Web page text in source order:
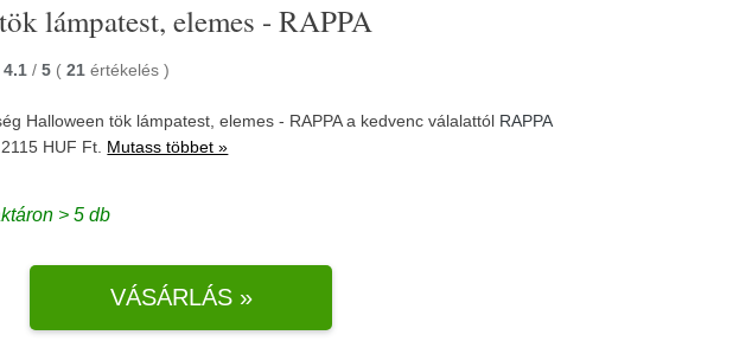
lámpatest, elemes - RAPPA
4.1 / 5 ( 21 értékelés)
Halloween tök lámpatest, elemes - RAPPA a kedvenc válalattól RAPPA
HUF Ft. Mutass többet »
> 5 db
VÁSÁRLÁS »